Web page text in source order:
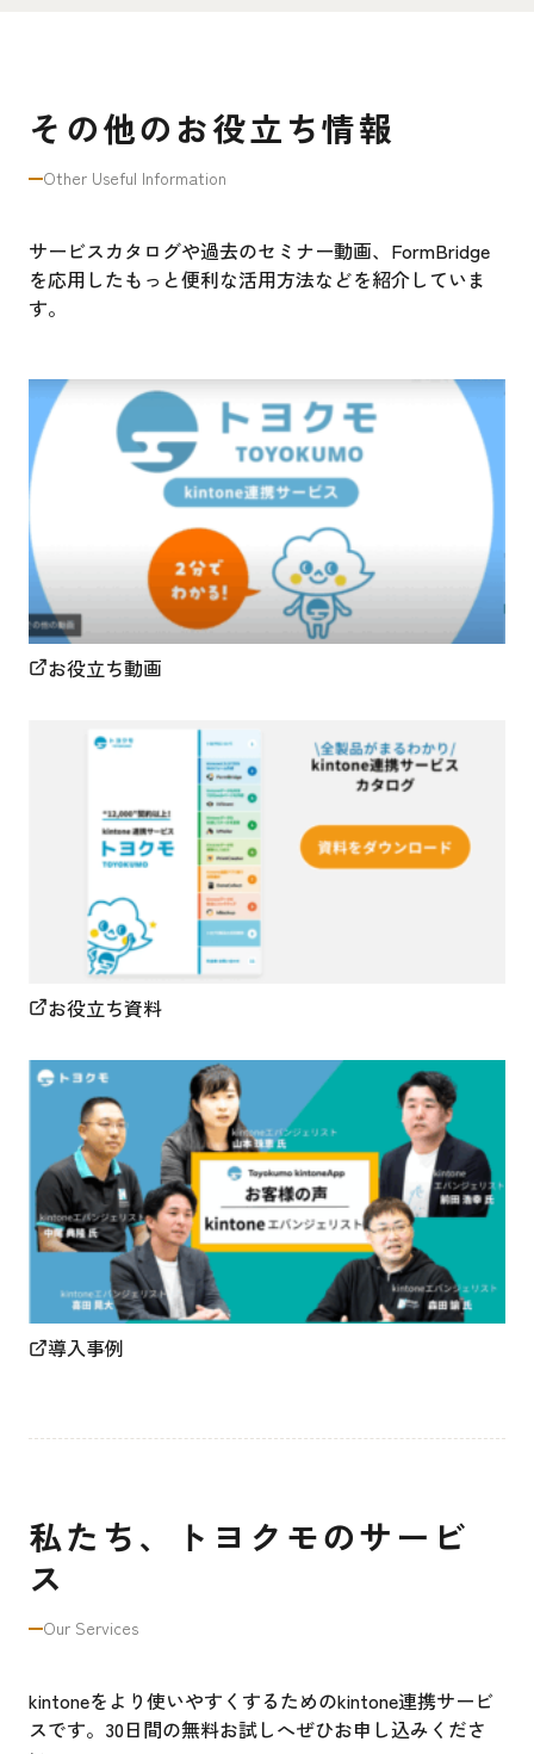
その他のお役立ち情報
Other Useful Information
サービスカタログや過去のセミナー動画、FormBridge
を応用したもっと便利な活用方法などを紹介していま
す。
お役立ち動画
お役立ち資料
導入事例
私たち、トヨクモのサービ
ス
Our Services
kintoneをより使いやすくするためのkintone連携サービ
スです。30日間の無料お試しへぜひお申し込みくださ